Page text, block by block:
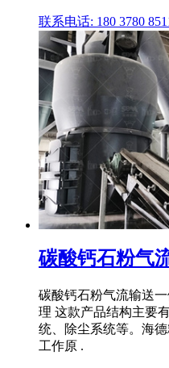
联系电话: 180 3780
碳酸钙石粉气
碳酸钙石粉气流输送
理 这款产品结构主要
统、除尘系统等。海
工作原 .